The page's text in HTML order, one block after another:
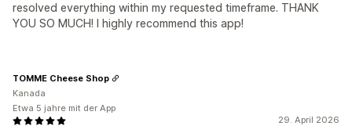
resolved everything within my requested timeframe. THANK
YOU SO MUCH! I highly recommend this app!
29. April 2026
TOMME Cheese Shop
Kanada
Etwa 5 jahre mit der App